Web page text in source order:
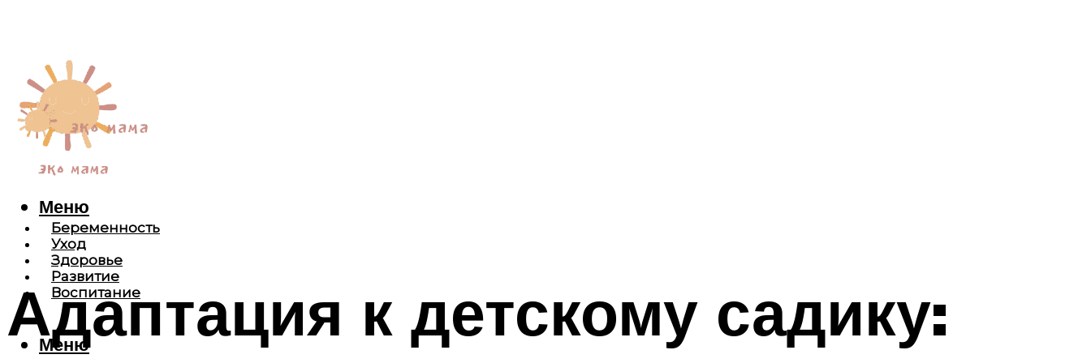
Беременность
Уход
Здоровье
Развитие
Воспитание
Меню
Меню
Адаптация к детскому садику: